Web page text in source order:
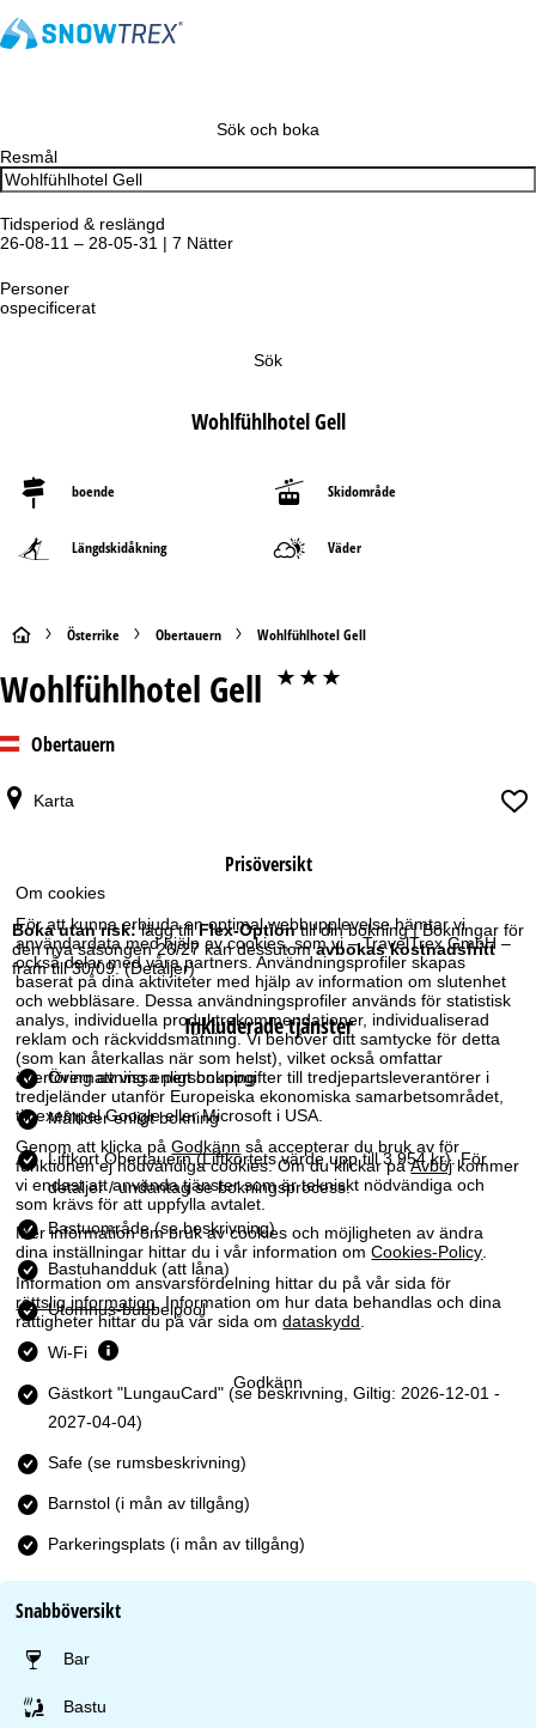
Om cookies
För att kunna erbjuda en optimal webbupplevelse hämtar vi
användardata med hjälp av cookies, som vi – TravelTrex GmbH –
också delar med våra partners. Användningsprofiler skapas
baserat på dina aktiviteter med hjälp av information om slutenhet
och webbläsare. Dessa användningsprofiler används för statistisk
analys, individuella produktrekommendationer, individualiserad
reklam och räckviddsmätning. Vi behöver ditt samtycke för detta
(som kan återkallas när som helst), vilket också omfattar
överföring av vissa personuppgifter till tredjepartsleverantörer i
tredjeländer utanför Europeiska ekonomiska samarbetsområdet,
till exempel Google eller Microsoft i USA.
Genom att klicka påGodkänn så accepterar du bruk av för
funktionen ej nödvändiga cookies. Om du klickar påAvböjkommer
vi endast att använda tjänster som är tekniskt nödvändiga och
som krävs för att uppfylla avtalet.
Mer information om bruk av cookies och möjligheten av ändra
dina inställningar hittar du i vår information omCookies-Policy
Information om ansvarsfördelning hittar du på vår sida för
rättslig information . Information om hur data behandlas och dina
rättigheter hittar du på vår sida omdataskydd
Godkänn
Sök och boka
Resmål
Tidsperiod & reslängd
26-08-11 – 28-05-31 | 7 Nätter
Personer
ospecificerat
Sök
Wohlfühlhotel Gell
boende Skidområde
Längdskidåkning Väder
S
t
i
d
a
Österrike Obertauern Wohlfühlhotel Gell
Wohlfühlhotel Gell ***
Obertauern
Karta
Prisöversikt
Boka utan risk:lägg tillFlex-Optiontill din bokning | Bokningar för
den nya säsongen 26/27 kan dessutomavbokas kostnadsfritt
fram till 30/09.(Detaljer)
Inkluderade tjänster
Övernattning enligt bokning
Måltider enligt bokning
Liftkort Obertauern(Liftkortets värde upp till 3 954 kr). För
detaljer / undantag se bokningsprocess.
Bastuområde (se beskrivning)
Bastuhandduk (att låna)
Utomhus-bubbelpool
Wi-Fi
Gästkort "LungauCard" (se beskrivning, Giltig: 2026-12-01 -
2027-04-04)
Safe (se rumsbeskrivning)
Barnstol (i mån av tillgång)
Parkeringsplats (i mån av tillgång)
Snabböversikt
Bar
Bastu